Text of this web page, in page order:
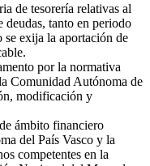
de tesorería relativas al
deudas, tanto en periodo
exija la aportación de
por la normativa
Comunidad Autónoma de
modificación y
ámbito financiero
del País Vasco y la
competentes en la